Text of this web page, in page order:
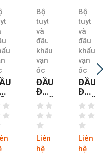
Bộ
tuýt
và
đầu
khẩu
vặn
ốc
ĐẦU
ĐỔI
CHÂN
KHẨU
VẶN
HỆ
INCH
TỪ
Liên
hệ
Bộ
tuýt
và
đầu
khẩu
vặn
ốc
ĐẦU
ĐỔI
CHÂN
KHẨU
VẶN
HỆ
INCH
TỪ
Liên
hệ